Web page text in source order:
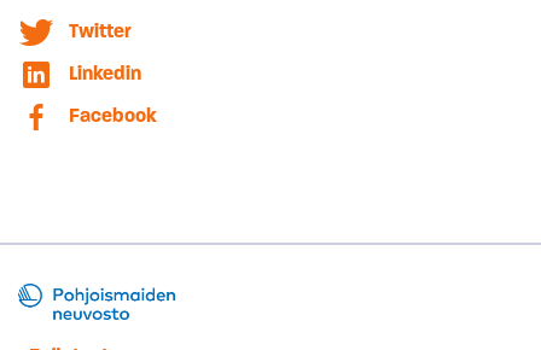
Twitter
Linkedin
Facebook